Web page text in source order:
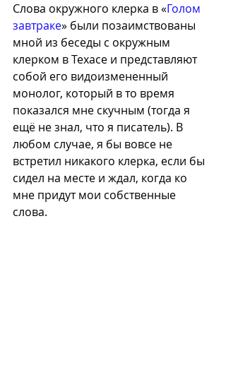
Слова окружного клерка в «Голом
завтраке» были позаимствованы
мной из беседы с окружным
клерком в Техасе и представляют
собой его видоизмененный
монолог, который в то время
показался мне скучным (тогда я
ещё не знал, что я писатель). В
любом случае, я бы вовсе не
встретил никакого клерка, если бы
сидел на месте и ждал, когда ко
мне придут мои собственные
слова.